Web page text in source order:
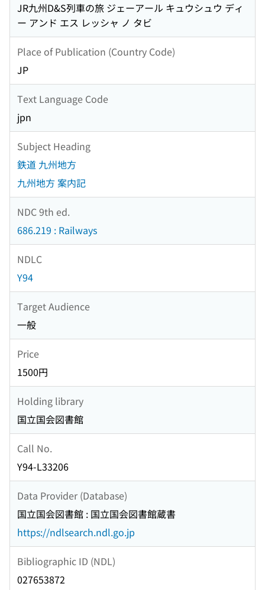
JR九州D&S列車の旅 ジェーアール キュウシュウ ディ
ー アンド エス レッシャ ノ タビ
Place of Publication (Country Code)
JP
Text Language Code
jpn
Subject Heading
鉄道 九州地方
九州地方 案内記
NDC 9th ed.
686.219 : Railways
NDLC
Y94
Target Audience
一般
Price
1500円
Holding library
国立国会図書館
Call No.
Y94-L33206
Data Provider (Database)
国立国会図書館 : 国立国会図書館蔵書
https://ndlsearch.ndl.go.jp
Bibliographic ID (NDL)
027653872